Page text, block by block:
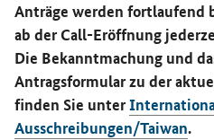
Anträge werden fortlaufend
ab der Call-Eröffnung
Die Bekanntmachung und
Antragsformular zu der
finden Sie unter
Ausschreibungen/Taiwan.